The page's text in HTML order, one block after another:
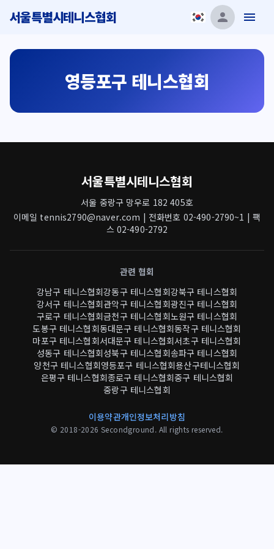
서울특별시테니스협회
영등포구 테니스협회
서울특별시테니스협회
서울 중랑구 망우로 182 405호
이메일 tennis2790@naver.com | 전화번호 02-490-2790~1 | 팩
스 02-490-2792
관련 협회
강남구 테니스협회강동구 테니스협회강북구 테니스협회
강서구 테니스협회관악구 테니스협회광진구 테니스협회
구로구 테니스협회금천구 테니스협회노원구 테니스협회
도봉구 테니스협회동대문구 테니스협회동작구 테니스협회
마포구 테니스협회서대문구 테니스협회서초구 테니스협회
성동구 테니스협회성북구 테니스협회송파구 테니스협회
양천구 테니스협회영등포구 테니스협회용산구테니스협회
은평구 테니스협회종로구 테니스협회중구 테니스협회
중랑구 테니스협회
이용약관개인정보처리방침
© 2018-2026 Secondground. All rights reserved.